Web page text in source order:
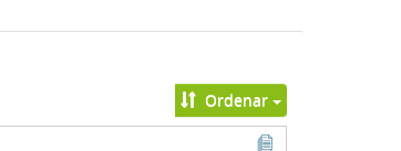
Ordenar